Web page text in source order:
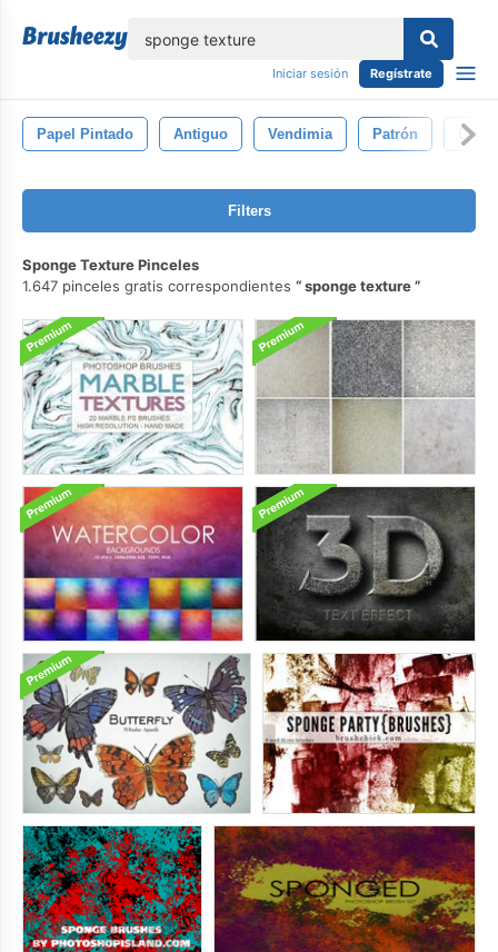
Iniciar sesión Regístrate
Papel Pintado Antiguo Vendimia Patrón
Filters
Sponge Texture Pinceles
1.647 pinceles gratis correspondientes
sponge texture